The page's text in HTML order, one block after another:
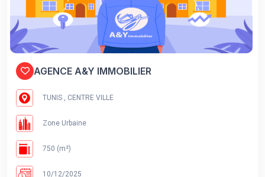
AGENCE A&Y IMMOBILIER
TUNIS , CENTRE VILLE
Zone Urbaine
750 (m²)
10/12/2025